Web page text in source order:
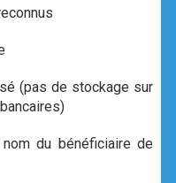
(pas de stockage sur
du bénéficiaire de